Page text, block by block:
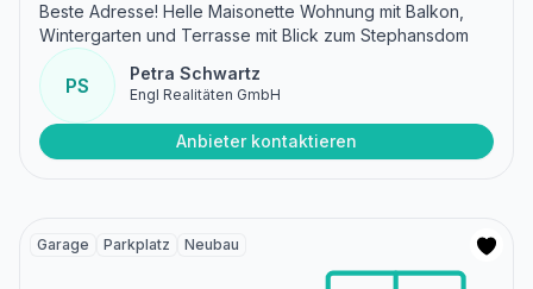
Beste Adresse! Helle Maisonette Wohnung mit Balkon,
Wintergarten und Terrasse mit Blick zum Stephansdom
PS
Petra Schwartz
Engl Realitäten GmbH
Anbieter kontaktieren
Garage Parkplatz Neubau